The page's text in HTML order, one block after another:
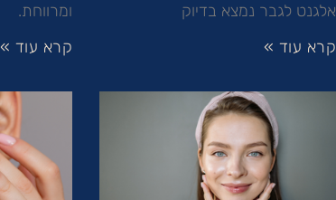
אלגנט לגבר נמצא בדיוק
קרא עוד »
ומרווחת.
קרא עוד »